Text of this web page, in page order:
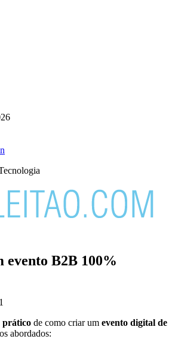
evento B2B 100%
prático de como criar um evento digital de
abordados: